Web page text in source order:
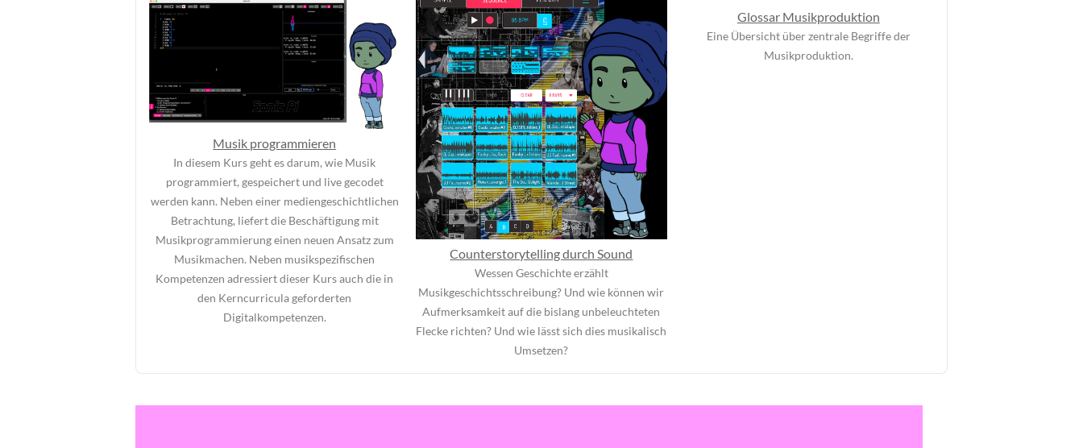
Musik programmieren
In diesem Kurs geht es darum, wie Musik
programmiert, gespeichert und live gecodet
werden kann. Neben einer mediengeschichtlichen
Betrachtung, liefert die Beschäftigung mit
Musikprogrammierung einen neuen Ansatz zum
Musikmachen. Neben musikspezifischen
Kompetenzen adressiert dieser Kurs auch die in
den Kerncurricula geforderten
Digitalkompetenzen.
Counterstorytelling durch Sound
Wessen Geschichte erzählt
Musikgeschichtsschreibung? Und wie können wir
Aufmerksamkeit auf die bislang unbeleuchteten
Flecke richten? Und wie lässt sich dies musikalisch
Umsetzen?
Glossar Musikproduktion
Eine Übersicht über zentrale Begriffe der
Musikproduktion.